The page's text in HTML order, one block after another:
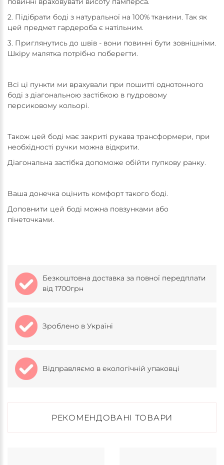
2. Підібрати боді з натуральної на 100% тканини. Так як
цей предмет гардероба є натільним.
3. Приглянутись до швів - вони повинні бути зовнішніми.
Шкіру малятка потрібно поберегти.
Всі ці пункти ми врахували при пошитті однотонного
боді з діагональною застібкою в пудровому
персиковому кольорі.
Також цей боді має закриті рукава трансформери, при
необхідності ручки можна відкрити.
Діагональна застібка допоможе обійти пупкову ранку.
Ваша донечка оцінить комфорт такого боді.
Доповнити цей боді можна повзунками або
пінеточками.
Безкоштовна доставка за повної передплати
від 1700грн
Зроблено в Україні
Відправляємо в екологічній упаковці
РЕКОМЕНДОВАНІ ТОВАРИ